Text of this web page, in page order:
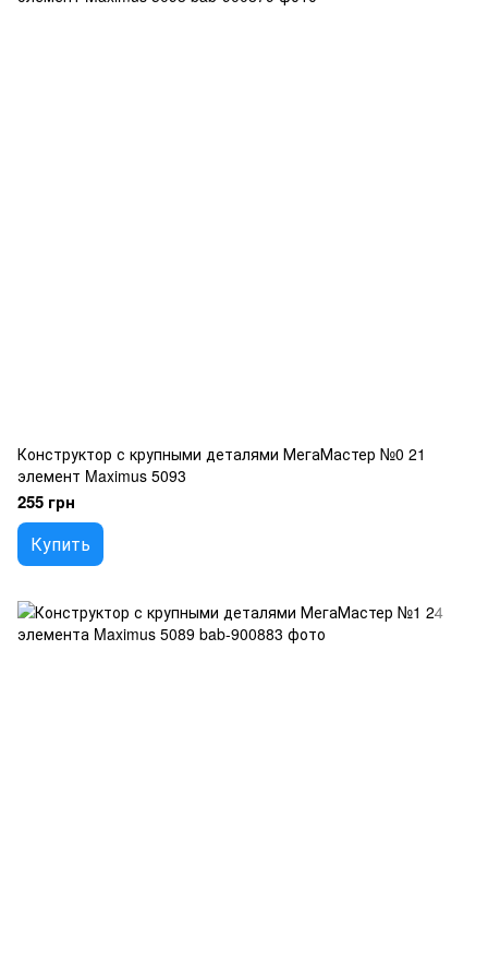
Конструктор с крупными деталями МегаМастер №0 21
элемент Maximus 5093
255 грн
Купить